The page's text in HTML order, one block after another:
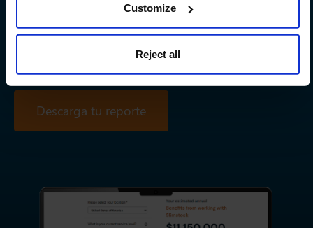
Customize
Reject all
suministro
Descubre cómo Slim4 puede transformar tu
negocio.
Descarga tu reporte